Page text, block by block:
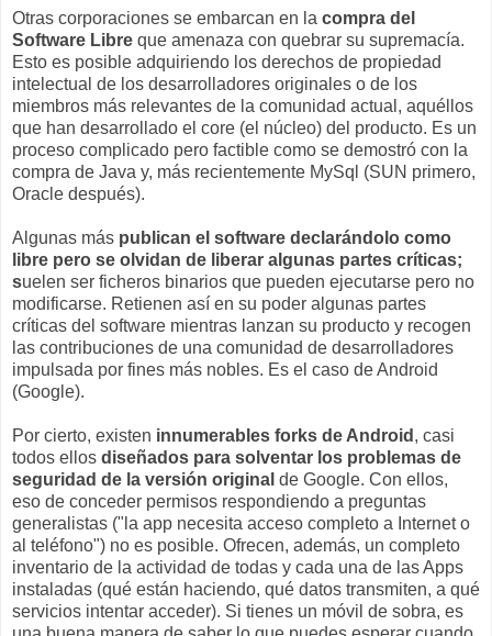
Otras corporaciones se embarcan en la compra del
Software Libre que amenaza con quebrar su supremacía.
Esto es posible adquiriendo los derechos de propiedad
intelectual de los desarrolladores originales o de los
miembros más relevantes de la comunidad actual, aquéllos
que han desarrollado el core (el núcleo) del producto. Es un
proceso complicado pero factible como se demostró con la
compra de Java y, más recientemente MySql (SUN primero,
Oracle después).
Algunas más publican el software declarándolo como
libre pero se olvidan de liberar algunas partes críticas;
suelen ser ficheros binarios que pueden ejecutarse pero no
modificarse. Retienen así en su poder algunas partes
críticas del software mientras lanzan su producto y recogen
las contribuciones de una comunidad de desarrolladores
impulsada por fines más nobles. Es el caso de Android
(Google).
Por cierto, existen innumerables forks de Android , casi
todos ellos diseñados para solventar los problemas de
seguridad de la versión original de Google. Con ellos,
eso de conceder permisos respondiendo a preguntas
generalistas ("la app necesita acceso completo a Internet o
al teléfono") no es posible. Ofrecen, además, un completo
inventario de la actividad de todas y cada una de las Apps
instaladas (qué están haciendo, qué datos transmiten, a qué
servicios intentar acceder). Si tienes un móvil de sobra, es